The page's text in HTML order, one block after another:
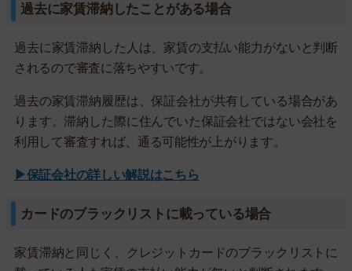
過去に家賃滞納したことがある場合
過去に家賃滞納した人は、家賃の支払い能力がないと判断
されるので審査に落ちやすいです。
過去の家賃滞納履歴は、保証会社が共有している場合があ
ります。滞納した際に住んでいた保証会社ではない会社を
利用して審査すれば、通る可能性が上がります。
▶保証会社の詳しい解説はこちら
カードのブラックリストに載っている場合
家賃滞納と同じく、クレジットカードのブラックリストに